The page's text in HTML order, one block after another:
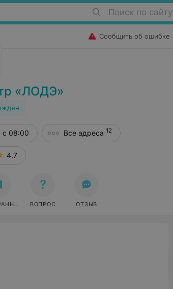
Поиск по сайту
Сообщить об ошибке
«ЛОДЭ»
с 08:00 Все адреса 12
4.7
ВОПРОС ОТЗЫВ